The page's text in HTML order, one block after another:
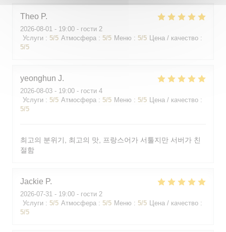
Theo P
2026-08-01 - 19:00 - гости 2
Услуги : 5/5 Атмосфера : 5/5 Меню : 5/5 Цена / качество :
5/5
yeonghun J
2026-08-03 - 19:00 - гости 4
Услуги : 5/5 Атмосфера : 5/5 Меню : 5/5 Цена / качество :
5/5
최고의 분위기, 최고의 맛, 프랑스어가 서툴지만 서버가 친
절함
Jackie P
2026-07-31 - 19:00 - гости 2
Услуги : 5/5 Атмосфера : 5/5 Меню : 5/5 Цена / качество :
5/5